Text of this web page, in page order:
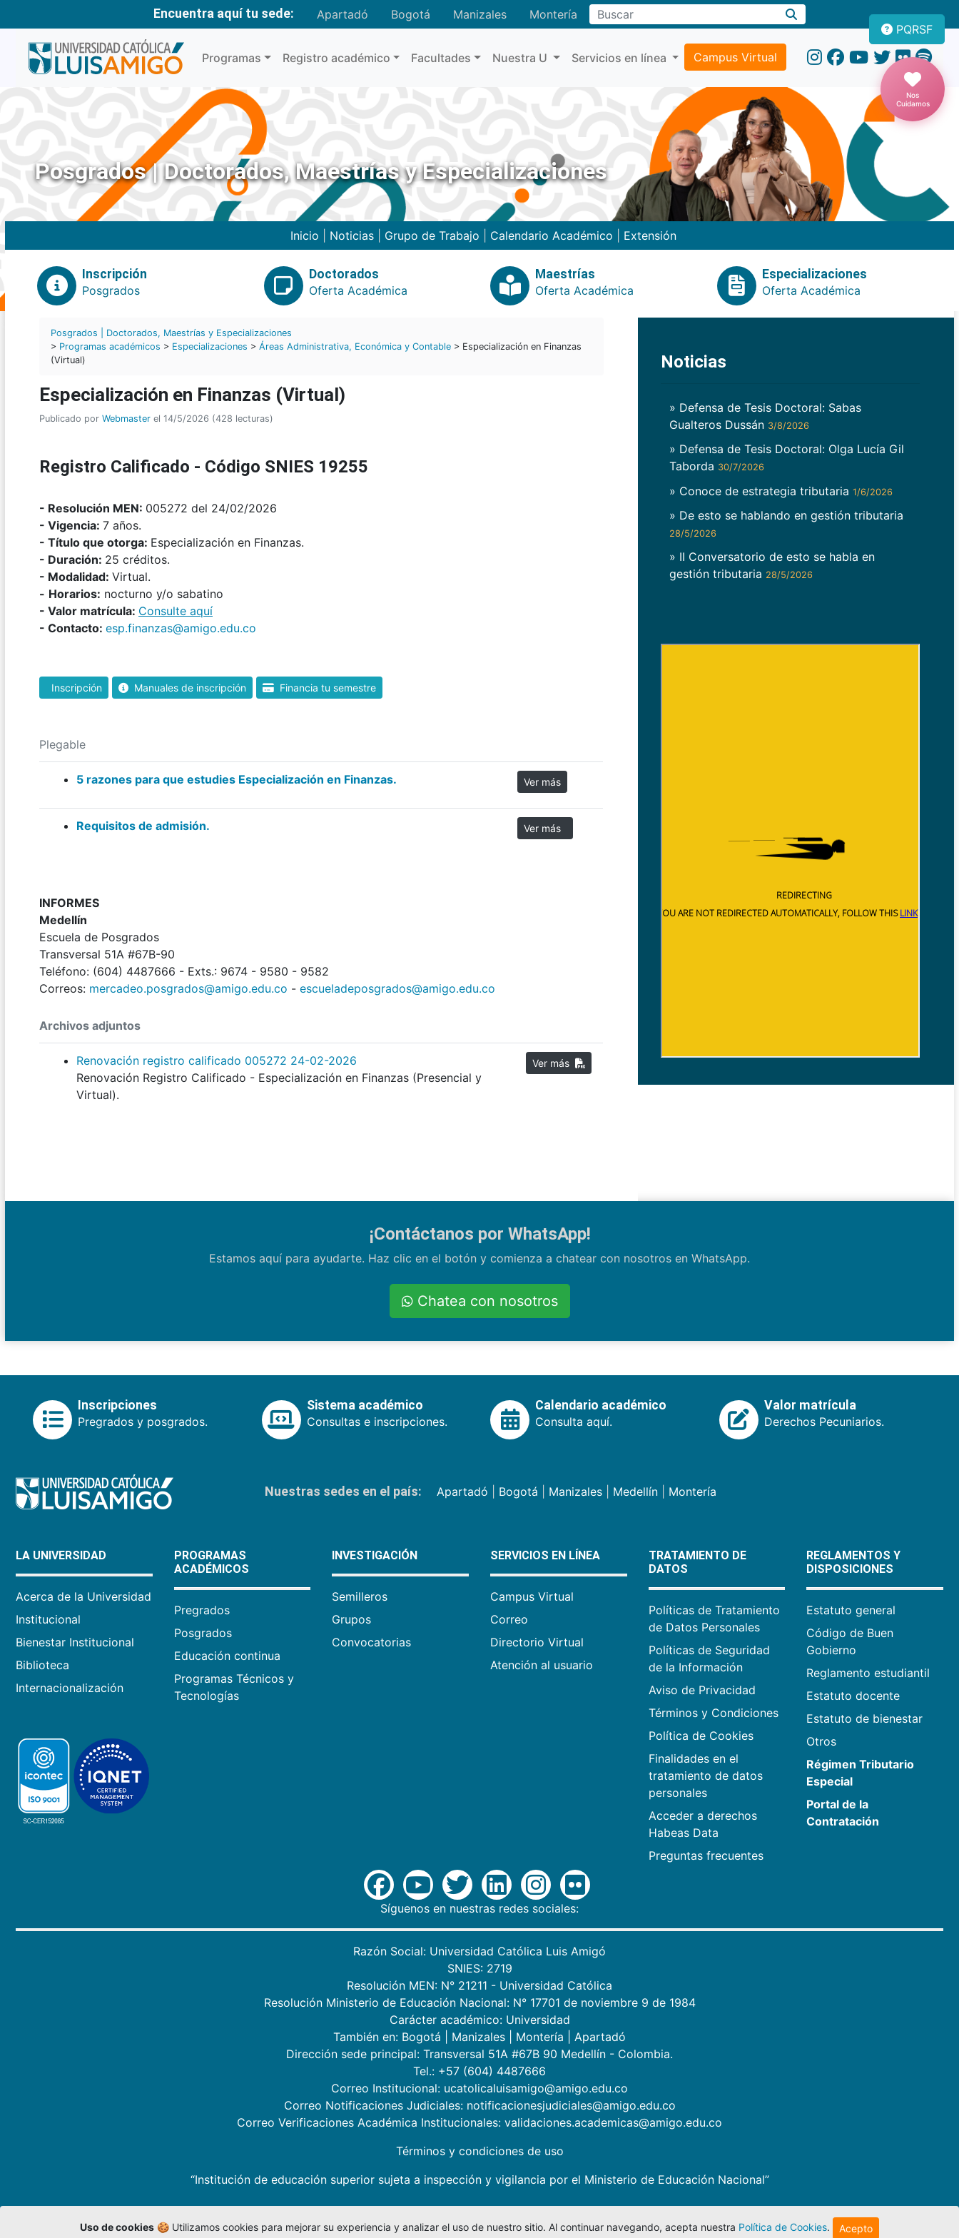
Encuentra aquí tu sede: Apartadó Bogotá Manizales MonteríaBuscar
Programas Registro académico Facultades Nuestra U Servicios en línea Campus Virtual
PQRSF
Nos
Cuidamos
Posgrados | Doctorados, Maestrías y Especializaciones
Inicio Noticias| Grupo de Trabajo Calendario Académico Extensión
Inscripción
Posgrados
Doctorados
Oferta Académica
Maestrías
Oferta Académica
Especializaciones
Oferta Académica
Posgrados | Doctorados, Maestrías y Especializaciones
> Programas académicos > Especializaciones > Áreas Administrativa, Económica y Contable > Especialización en Finanzas
(Virtual)
Especialización en Finanzas (Virtual)
Publicado por Webmaster el 14/5/2026 (428 lecturas)
Registro Calificado - Código SNIES 19255
- Resolución MEN: 005272 del 24/02/2026
- Vigencia: 7 años.
- Título que otorga: Especialización en Finanzas.
- Duración: 25 créditos.
- Modalidad: Virtual.
- Horarios: nocturno y/o sabatino
- Valor matrícula: Consulte aquí
- Contacto: esp.finanzas@amigo.edu.co
Inscripción Manuales de inscripción Financia tu semestre
Plegable
5 razones para que estudies Especialización en Finanzas. Ver más
Requisitos de admisión. Ver más
INFORMES
Medellín
Escuela de Posgrados
Transversal 51A #67B-90
Teléfono: (604) 4487666 - Exts.: 9674 - 9580 - 9582
Correos: mercadeo.posgrados@amigo.edu.co - escueladeposgrados@amigo.edu.co
Archivos adjuntos
Renovación registro calificado 005272 24-02-2026
Renovación Registro Calificado - Especialización en Finanzas (Presencial y
Virtual).
Noticias
» Defensa de Tesis Doctoral: Sabas
Gualteros Dussán 3/8/2026
» Defensa de Tesis Doctoral: Olga Lucía Gil
Taborda 30/7/2026
» Conoce de estrategia tributaria 1/6/2026
» De esto se hablando en gestión tributaria
28/5/2026
» II Conversatorio de esto se habla en
gestión tributaria 28/5/2026
¡Contáctanos por WhatsApp!
Estamos aquí para ayudarte. Haz clic en el botón y comienza a chatear con nosotros en WhatsApp.
Chatea con nosotros
Inscripciones
Pregrados y posgrados.
Sistema académico
Consultas e inscripciones.
Calendario académico
Consulta aquí.
Valor matrícula
Derechos Pecuniarios.
Nuestras sedes en el país: Apartadó Bogotá Manizales| Medellín| Montería
LA UNIVERSIDAD
Acerca de la Universidad
Institucional
Bienestar Institucional
Biblioteca
Internacionalización
PROGRAMAS
ACADÉMICOS
Pregrados
Posgrados
Educación continua
Programas Técnicos y
Tecnologías
INVESTIGACIÓN
Semilleros
Grupos
Convocatorias
SERVICIOS EN LÍNEA
Campus Virtual
Correo
Directorio Virtual
Atención al usuario
TRATAMIENTO DE
DATOS
Políticas de Tratamiento
de Datos Personales
Políticas de Seguridad
de la Información
Aviso de Privacidad
Términos y Condiciones
Política de Cookies
Finalidades en el
tratamiento de datos
personales
Acceder a derechos
Habeas Data
Preguntas frecuentes
REGLAMENTOS Y
DISPOSICIONES
Estatuto general
Código de Buen
Gobierno
Reglamento estudiantil
Estatuto docente
Estatuto de bienestar
Otros
Régimen Tributario
Especial
Portal de la
Contratación
Síguenos en nuestras redes sociales:
Razón Social: Universidad Católica Luis Amigó
SNIES: 2719
Resolución MEN: N° 21211 - Universidad Católica
Resolución Ministerio de Educación Nacional: N° 17701 de noviembre 9 de 1984
Carácter académico: Universidad
También en: Bogotá Manizales Montería
Apartadó
Dirección sede principal: Transversal 51A #67B 90 Medellín - Colombia.
Tel.: +57 (604) 4487666
Correo Institucional: ucatolicaluisamigo@amigo.edu.co
Correo Notificaciones Judiciales: notificacionesjudiciales@amigo.edu.co
Correo Verificaciones Académica Institucionales: validaciones.academicas@amigo.edu.co
Términos y condiciones de uso
“Institución de educación superior sujeta a inspección y vigilancia por el Ministerio de Educación Nacional”
Uso de cookies 🍪 Utilizamos cookies para mejorar su experiencia y analizar el uso de nuestro sitio. Al continuar navegando, acepta nuestra Política de Cookies. Acepto